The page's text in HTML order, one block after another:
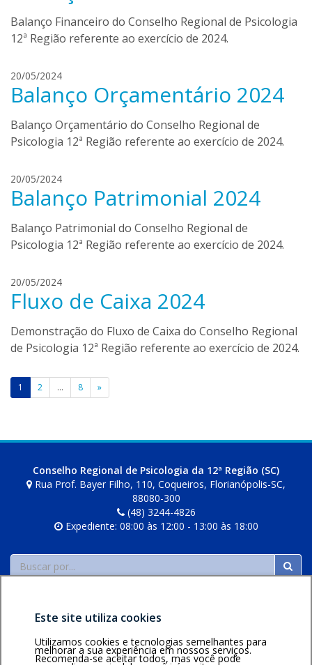
t
o
i
e
b
o
t
o
Balanço Financeiro do Conselho Regional de Psicologia
12ª Região referente ao exercício de 2024.
20/05/2024d
a
n
i
e
b
o
t
o
Balanço Orçamentário 2024
Balanço Orçamentário do Conselho Regional de
Psicologia 12ª Região referente ao exercício de 2024.
20/05/2024d
a
n
i
e
b
o
t
o
i
Balanço Patrimonial 2024
Balanço Patrimonial do Conselho Regional de
Psicologia 12ª Região referente ao exercício de 2024.
20/05/2024d
a
n
i
e
l
b
l
i
Fluxo de Caixa 2024
Demonstração do Fluxo de Caixa do Conselho Regional
de Psicologia 12ª Região referente ao exercício de 2024.
Paginação
posts
1 2 … 8 »
Conselho Regional de Psicologia da 12ª Região (SC)
Rua Prof. Bayer Filho, 110, Coqueiros, Florianópolis-SC,
88080-300
(48) 3244-4826
Expediente: 08:00 às 12:00 - 13:00 às 18:00
Buscar
Este site utiliza cookies
Utilizamos cookies e tecnologias semelhantes para
melhorar a sua experiência em nossos serviços.
Recomenda-se aceitar todos, mas você pode